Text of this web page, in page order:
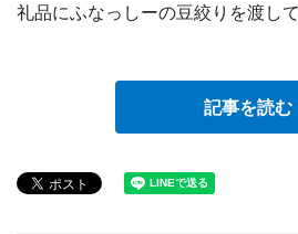
礼品にふなっしーの豆絞りを渡して
記事を読む